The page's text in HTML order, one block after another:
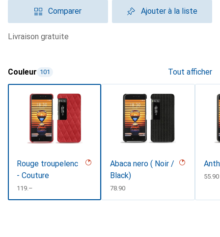
Comparer Ajouter à la liste
livraison gratuite
Couleur 101 Tout afficher
Rouge troupelenc
- Couture
CHF
119.–
Abaca nero ( Noir /
Black)
CHF
78.90
CHF
55.90